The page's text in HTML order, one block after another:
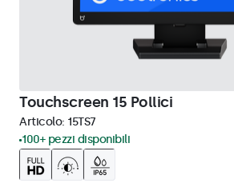
Touchscreen 15 Pollici
Articolo: 15TS7
100+ pezzi disponibili